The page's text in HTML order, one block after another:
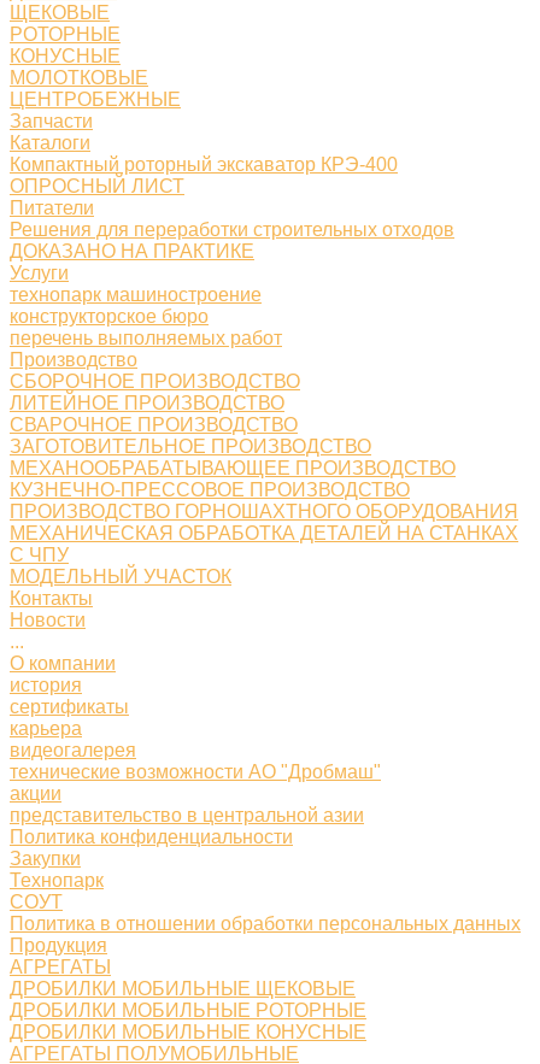
ЩЕКОВЫЕ
РОТОРНЫЕ
КОНУСНЫЕ
МОЛОТКОВЫЕ
ЦЕНТРОБЕЖНЫЕ
Запчасти
Каталоги
Компактный роторный экскаватор КРЭ-400
ОПРОСНЫЙ ЛИСТ
Питатели
Решения для переработки строительных отходов
ДОКАЗАНО НА ПРАКТИКЕ
Услуги
технопарк машиностроение
конструкторское бюро
перечень выполняемых работ
Производство
СБОРОЧНОЕ ПРОИЗВОДСТВО
ЛИТЕЙНОЕ ПРОИЗВОДСТВО
СВАРОЧНОЕ ПРОИЗВОДСТВО
ЗАГОТОВИТЕЛЬНОЕ ПРОИЗВОДСТВО
МЕХАНООБРАБАТЫВАЮЩЕЕ ПРОИЗВОДСТВО
КУЗНЕЧНО-ПРЕССОВОЕ ПРОИЗВОДСТВО
ПРОИЗВОДСТВО ГОРНОШАХТНОГО ОБОРУДОВАНИЯ
МЕХАНИЧЕСКАЯ ОБРАБОТКА ДЕТАЛЕЙ НА СТАНКАХ
С ЧПУ
МОДЕЛЬНЫЙ УЧАСТОК
Контакты
Новости
...
О компании
история
сертификаты
карьера
видеогалерея
технические возможности АО "Дробмаш"
акции
представительство в центральной азии
Политика конфиденциальности
Закупки
Технопарк
СОУТ
Политика в отношении обработки персональных данных
Продукция
АГРЕГАТЫ
ДРОБИЛКИ МОБИЛЬНЫЕ ЩЕКОВЫЕ
ДРОБИЛКИ МОБИЛЬНЫЕ РОТОРНЫЕ
ДРОБИЛКИ МОБИЛЬНЫЕ КОНУСНЫЕ
АГРЕГАТЫ ПОЛУМОБИЛЬНЫЕ